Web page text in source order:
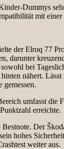
Dummys
mit
der Elroq 77
darunter
bei
nähert.
umfasst
erreichte.
Der
hohes
weiter aus.